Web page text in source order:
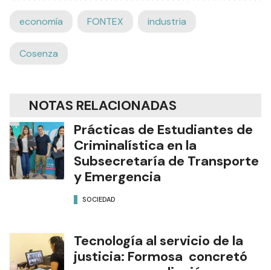
economía FONTEX industria
Cosenza
NOTAS RELACIONADAS
Prácticas de Estudiantes de
Criminalística en la
Subsecretaría de Transporte
y Emergencia
SOCIEDAD
Tecnología al servicio de la
justicia: Formosa concretó